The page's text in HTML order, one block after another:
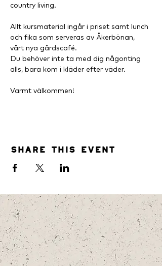
country living.
Allt kursmaterial ingår i priset samt lunch
och fika som serveras av Åkerbönan,
vårt nya gårdscafé.
Du behöver inte ta med dig någonting
alls, bara kom i kläder efter väder.
Varmt välkommen!
Share this event